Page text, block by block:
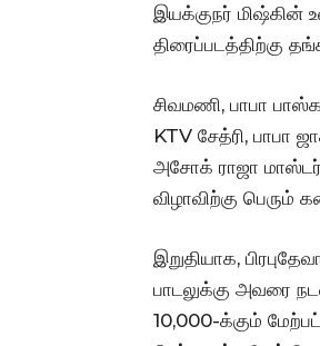
இயக்குநர் மிஷ்கின்
திரைப்படத்திற்கு
சிவமணி, பாபா
KTV சேத்ரி, பாபா
அசோக் ராஜா மாஸ்டர்
விழாவிற்கு பெரும்
இறுதியாக,
பாடலுக்கு அவரை
10,000-க்கும்